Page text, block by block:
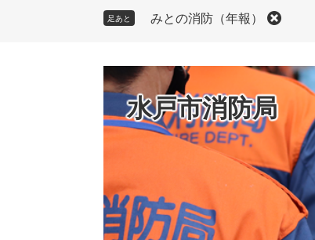
足あと みとの消防（年報）
水戸市消防局